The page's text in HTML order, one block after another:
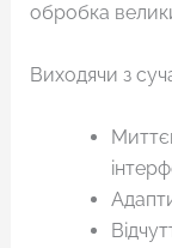
обробка
Виходячи з